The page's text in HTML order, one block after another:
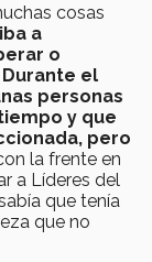
cosas
a
o
Durante el
personas
y que
pero
la frente en
a Líderes del
que tenía
que no